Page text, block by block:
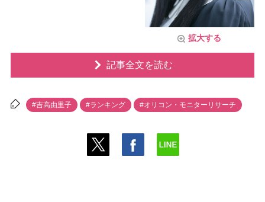
拡大する
記事全文を読む
#吉高由里子 #ランキング #オリコン・モニターリサーチ